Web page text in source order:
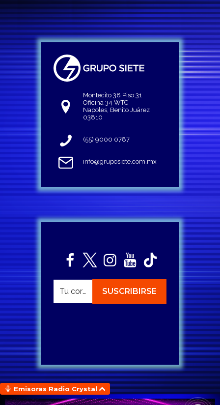
Montecito 38 Piso 31
Oficina 34 WTC
Napoles, Benito Juárez
03810
(55) 9000 0787
info@gruposiete.com.mx
Emisoras Radio Crystal